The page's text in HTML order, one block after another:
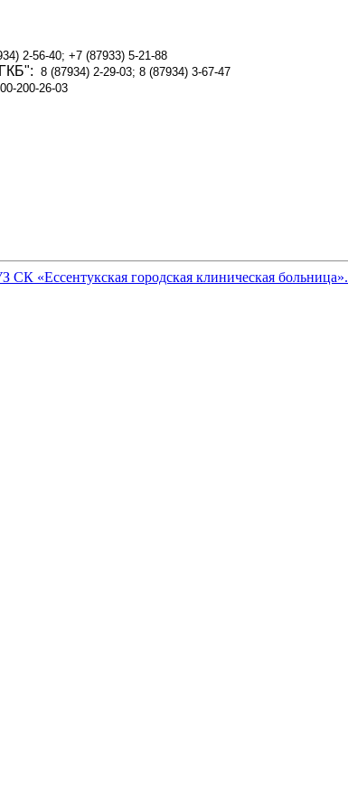
2-56-40; +7 (87933) 5-21-88
8 (87934) 2-29-03; 8 (87934) 3-67-47
200-26-03
СК «Ессентукская городская клиническая больница».